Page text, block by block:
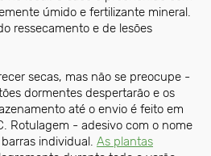
úmido e fertilizante mineral.
ressecamento e de lesões
secas, mas não se preocupe -
dormentes despertarão e os
até o envio é feito em
Rotulagem - adesivo com o nome
individual. As plantas